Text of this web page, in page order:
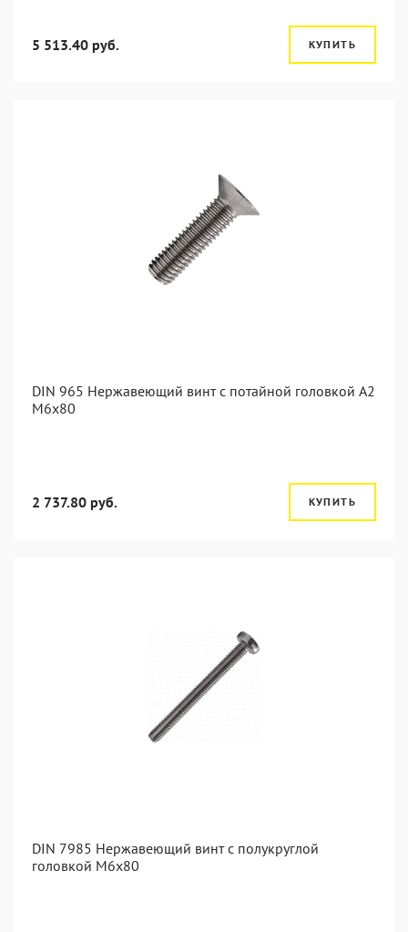
5 513.40 руб. КУПИТЬ
DIN 965 Нержавеющий винт с потайной головкой А2
М6x80
2 737.80 руб. КУПИТЬ
DIN 7985 Нержавеющий винт с полукруглой
головкой М6х80